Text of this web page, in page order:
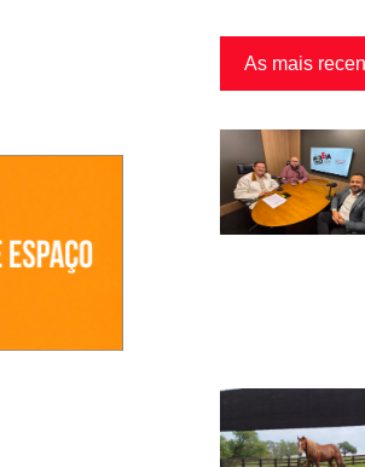
As mais